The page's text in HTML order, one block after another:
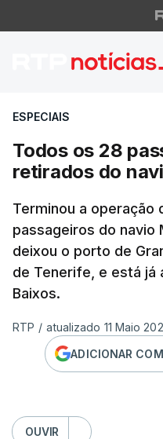
Todos os
ESPECIAIS
Todos os 28
retirados do
Terminou a operação
passageiros do navio
deixou o porto de
de Tenerife, e está já
Baixos.
RTP / atualizado 11 Maio
ADICIONAR
OUVIR